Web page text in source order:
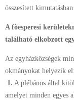
összesített
A fõesperesi
található elkobzott
Az egyházközségek
okmányokat helyezik el:
1. A plébános által
amelyet minden egyes